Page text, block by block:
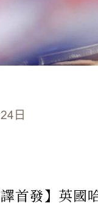
日
譯首發】英